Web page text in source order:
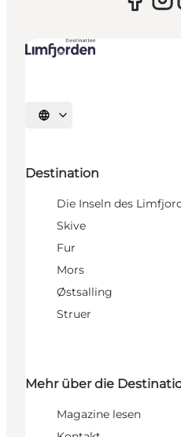
Sprache auswählen
Destination
Die Inseln des
Skive
Fur
Mors
Østsalling
Struer
Mehr über die
Magazine lesen